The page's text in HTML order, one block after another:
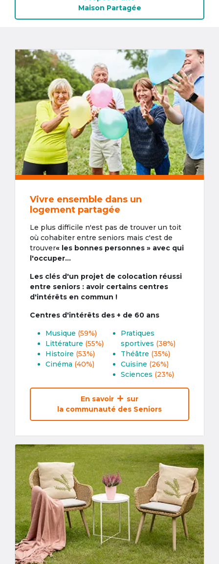
Maison Partagée
Vivre ensemble dans un
logement partagée
Le plus difficile n'est pas de trouver un toit
où cohabiter entre seniors mais c'est de
trouver« les bonnes personnes » avec qui
l'occuper...
Les clés d'un projet de colocation réussi
entre seniors : avoir certains centres
d'intérêts en commun !
Centres d'intérêts des + de 60 ans
Musique (59%)
Littérature (55%)
Histoire (53%)
Cinéma (40%)
Pratiques
sportives (38%)
Théâtre (35%)
Cuisine (26%)
Sciences (23%)
En savoir
sur
la communauté des Seniors